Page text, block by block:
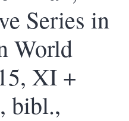
Series in
World
XI +
bibl.,